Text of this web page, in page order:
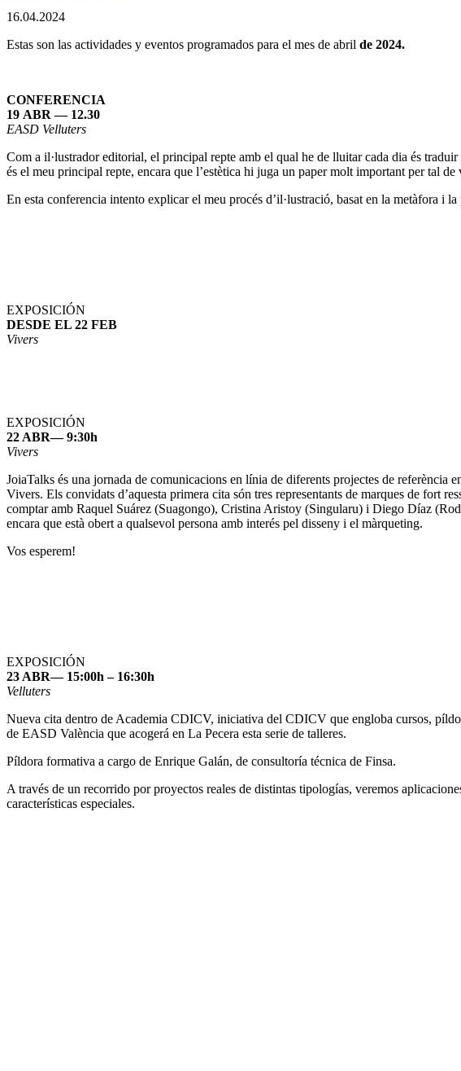
16.04.2024
Estas son las actividades y eventos programados para el mes de abril de 2024.
CONFERENCIA
19 ABR — 12.30
EASD Velluters
Com a il·lustrador editorial, el principal repte amb el qual he de lluitar cada dia és
és el meu principal repte, encara que l’estètica hi juga un paper molt important per tal
En esta conferencia intento explicar el meu procés d’il·lustració, basat en la metàfora i
EXPOSICIÓN
DESDE EL 22 FEB
Vivers
EXPOSICIÓN
22 ABR— 9:30h
Vivers
JoiaTalks és una jornada de comunicacions en línia de diferents projectes de referència
Vivers. Els convidats d’aquesta primera cita són tres representants de marques de fort
comptar amb Raquel Suárez (Suagongo), Cristina Aristoy (Singularu) i Diego Díaz
encara que està obert a qualsevol persona amb interés pel disseny i el màrqueting.
Vos esperem!
EXPOSICIÓN
23 ABR— 15:00h – 16:30h
Velluters
Nueva cita dentro de Academia CDICV, iniciativa del CDICV que engloba cursos,
de EASD València que acogerá en La Pecera esta serie de talleres.
Píldora formativa a cargo de Enrique Galán, de consultoría técnica de Finsa.
A través de un recorrido por proyectos reales de distintas tipologías, veremos
características especiales.